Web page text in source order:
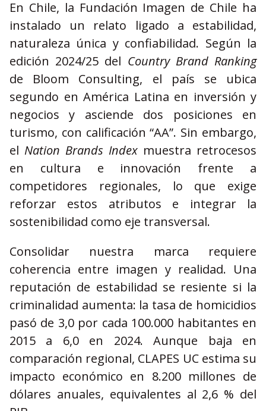
En Chile, la Fundación Imagen de Chile ha
instalado un relato ligado a estabilidad,
naturaleza única y confiabilidad. Según la
edición 2024/25 del Country Brand Ranking
de Bloom Consulting, el país se ubica
segundo en América Latina en inversión y
negocios y asciende dos posiciones en
turismo, con calificación “AA”. Sin embargo,
el Nation Brands Index muestra retrocesos
en cultura e innovación frente a
competidores regionales, lo que exige
reforzar estos atributos e integrar la
sostenibilidad como eje transversal.
Consolidar nuestra marca requiere
coherencia entre imagen y realidad. Una
reputación de estabilidad se resiente si la
criminalidad aumenta: la tasa de homicidios
pasó de 3,0 por cada 100.000 habitantes en
2015 a 6,0 en 2024. Aunque baja en
comparación regional, CLAPES UC estima su
impacto económico en 8.200 millones de
dólares anuales, equivalentes al 2,6 % del